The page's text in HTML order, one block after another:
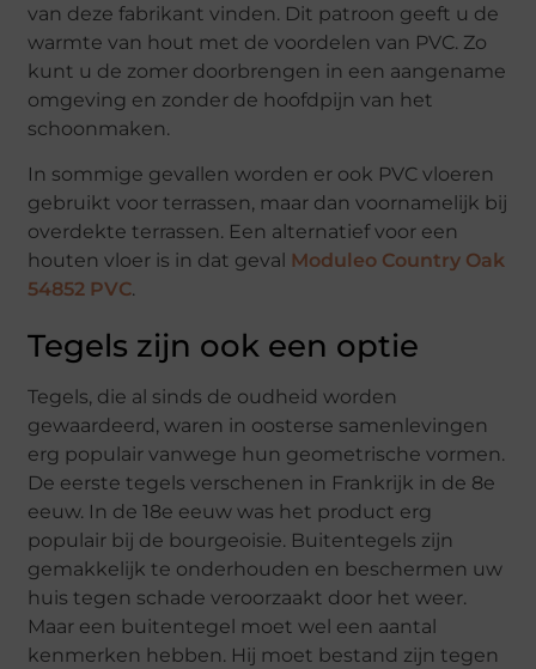
van deze fabrikant vinden. Dit patroon geeft u de
warmte van hout met de voordelen van PVC. Zo
kunt u de zomer doorbrengen in een aangename
omgeving en zonder de hoofdpijn van het
schoonmaken.
In sommige gevallen worden er ook PVC vloeren
gebruikt voor terrassen, maar dan voornamelijk bij
overdekte terrassen. Een alternatief voor een
houten vloer is in dat geval Moduleo Country Oak
54852 PVC.
Tegels zijn ook een optie
Tegels, die al sinds de oudheid worden
gewaardeerd, waren in oosterse samenlevingen
erg populair vanwege hun geometrische vormen.
De eerste tegels verschenen in Frankrijk in de 8e
eeuw. In de 18e eeuw was het product erg
populair bij de bourgeoisie. Buitentegels zijn
gemakkelijk te onderhouden en beschermen uw
huis tegen schade veroorzaakt door het weer.
Maar een buitentegel moet wel een aantal
kenmerken hebben. Hij moet bestand zijn tegen